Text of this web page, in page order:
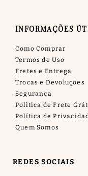
INFORMAÇÕES
Como Comprar
Termos de Uso
Fretes e Entrega
Trocas e Devoluções
Segurança
Politica de Frete
Política de
Quem Somos
REDES SOCIAIS